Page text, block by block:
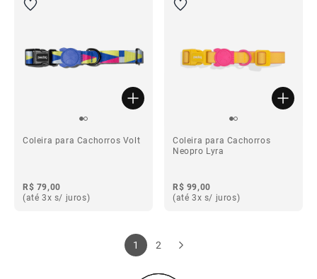
Coleira para Cachorros Volt
R$ 79,00
(até 3x s/ juros)
Coleira para Cachorros
Neopro Lyra
R$ 99,00
(até 3x s/ juros)
1 2